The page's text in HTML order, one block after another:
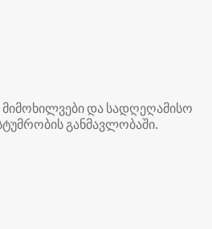
მიმოხილვები და სადღეღამისო
განმავლობაში.